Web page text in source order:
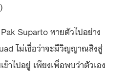
Suparto หายตัวไปอย่าง
ไม่เชื่อว่าจะมีวิญญาณสิงสู่
าไปอยู่ เพียงเพื่อพบว่าตัวเอง